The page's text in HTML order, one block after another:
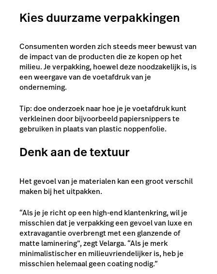
Kies duurzame verpakkingen
Consumenten worden zich steeds meer bewust van
de impact van de producten die ze kopen op het
milieu. Je verpakking, hoewel deze noodzakelijk is, is
een weergave van de voetafdruk van je
onderneming.
Tip: doe onderzoek naar hoe je je voetafdruk kunt
verkleinen door bijvoorbeeld papiersnippers te
gebruiken in plaats van plastic noppenfolie.
Denk aan de textuur
Het gevoel van je materialen kan een groot verschil
maken bij het uitpakken.
“Als je je richt op een high-end klantenkring, wil je
misschien dat je verpakking een gevoel van luxe en
extravagantie overbrengt met een glanzende of
matte laminering”, zegt Velarga. “Als je merk
minimalistischer en milieuvriendelijker is, heb je
misschien helemaal geen coating nodig.”